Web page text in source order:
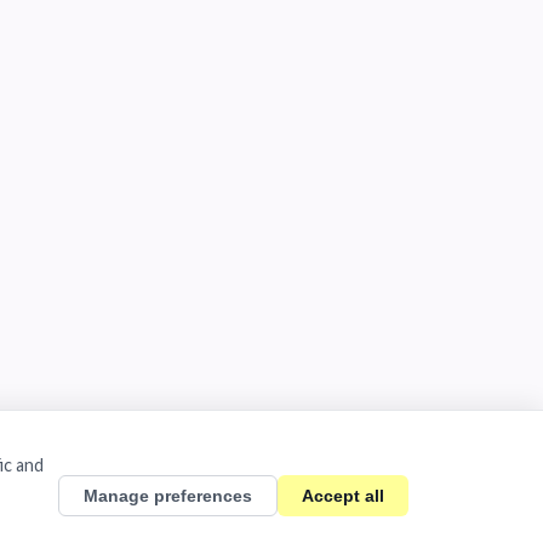
and
Manage preferences Accept all